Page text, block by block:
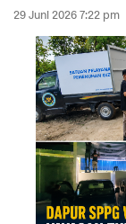
29 Juni 2026 7:22 pm